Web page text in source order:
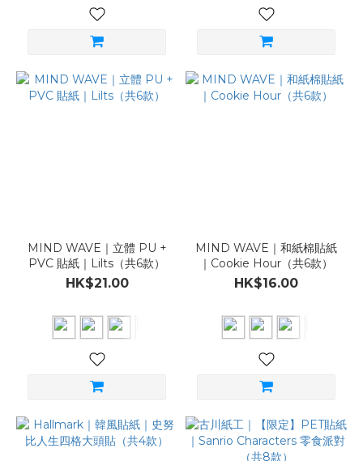
MIND WAVE｜立體 PU +
PVC 貼紙｜Lilts（共6款）
HK$21.00
MIND WAVE｜和紙棉貼紙
｜Cookie Hour（共6款）
HK$16.00